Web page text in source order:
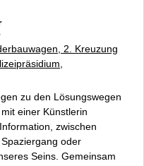
2. Kreuzung
zu den Lösungswegen
einer Künstlerin
zwischen
oder
Seins. Gemeinsam